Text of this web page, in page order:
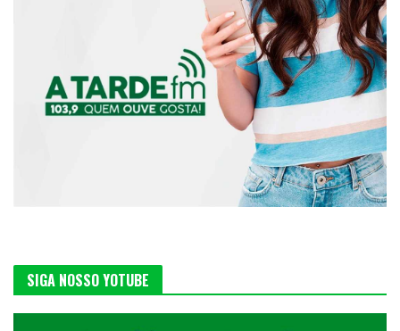
SIGA NOSSO YOTUBE